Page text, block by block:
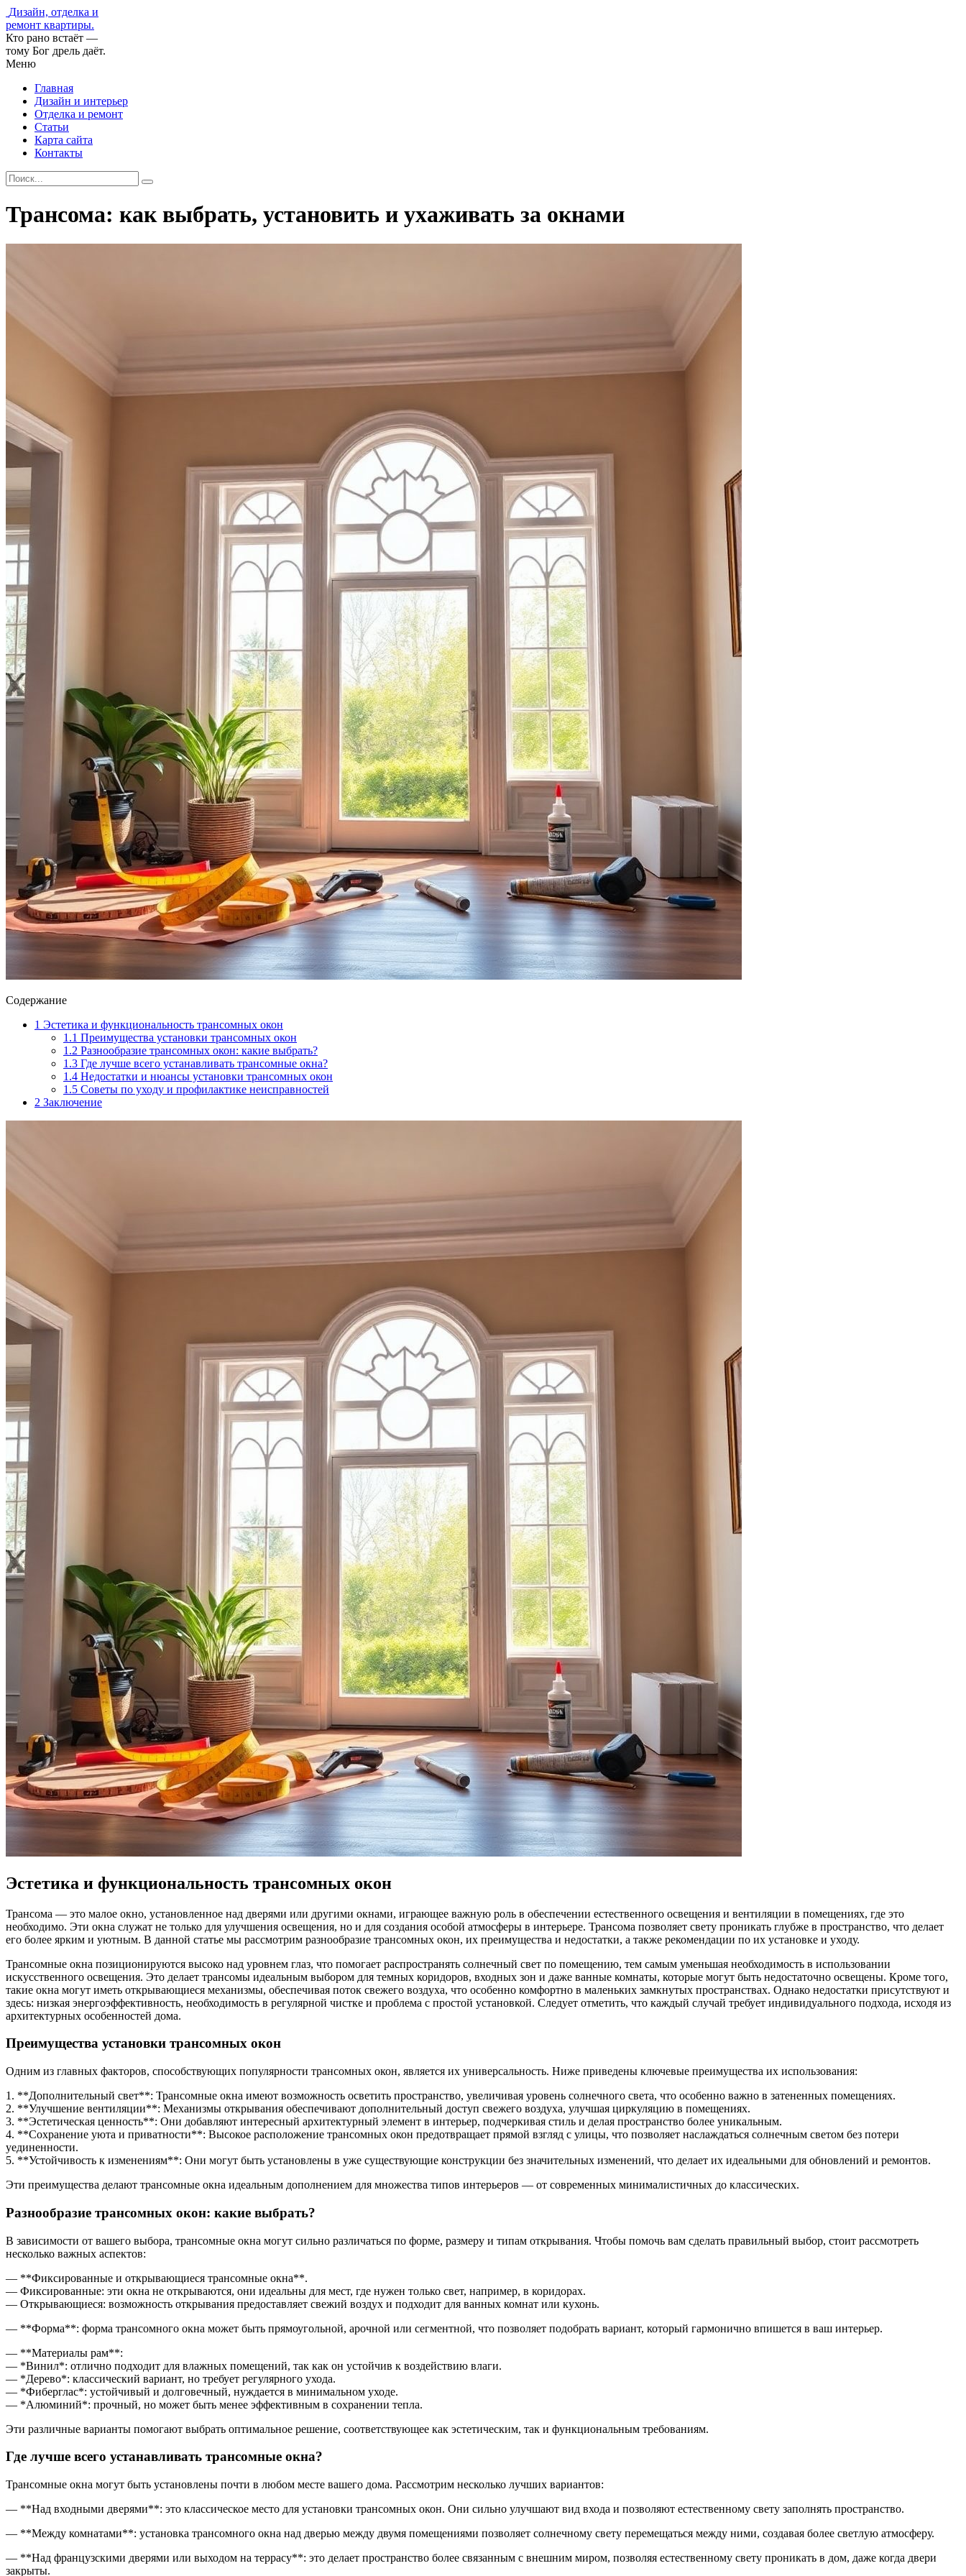
Дизайн, отделка и
ремонт квартиры.
Кто рано встаёт —
тому Бог дрель даёт.
Меню
Главная
Дизайн и интерьер
Отделка и ремонт
Статьи
Карта сайта
Контакты
Трансома: как выбрать, установить и ухаживать за окнами
Содержание
1 Эстетика и функциональность трансомных окон
1.1 Преимущества установки трансомных окон
1.2 Разнообразие трансомных окон: какие выбрать?
1.3 Где лучше всего устанавливать трансомные окна?
1.4 Недостатки и нюансы установки трансомных окон
1.5 Советы по уходу и профилактике неисправностей
2 Заключение
Эстетика и функциональность трансомных окон
Трансома — это малое окно, установленное над дверями или другими окнами, играющее важную роль в обеспечении естественного освещения и вентиляции в помещениях, где это
необходимо. Эти окна служат не только для улучшения освещения, но и для создания особой атмосферы в интерьере. Трансома позволяет свету проникать глубже в пространство, что делает
его более ярким и уютным. В данной статье мы рассмотрим разнообразие трансомных окон, их преимущества и недостатки, а также рекомендации по их установке и уходу.
Трансомные окна позиционируются высоко над уровнем глаз, что помогает распространять солнечный свет по помещению, тем самым уменьшая необходимость в использовании
искусственного освещения. Это делает трансомы идеальным выбором для темных коридоров, входных зон и даже ванные комнаты, которые могут быть недостаточно освещены. Кроме того,
такие окна могут иметь открывающиеся механизмы, обеспечивая поток свежего воздуха, что особенно комфортно в маленьких замкнутых пространствах. Однако недостатки присутствуют и
здесь: низкая энергоэффективность, необходимость в регулярной чистке и проблема с простой установкой. Следует отметить, что каждый случай требует индивидуального подхода, исходя из
архитектурных особенностей дома.
Преимущества установки трансомных окон
Одним из главных факторов, способствующих популярности трансомных окон, является их универсальность. Ниже приведены ключевые преимущества их использования:
1. **Дополнительный свет**: Трансомные окна имеют возможность осветить пространство, увеличивая уровень солнечного света, что особенно важно в затененных помещениях.
2. **Улучшение вентиляции**: Механизмы открывания обеспечивают дополнительный доступ свежего воздуха, улучшая циркуляцию в помещениях.
3. **Эстетическая ценность**: Они добавляют интересный архитектурный элемент в интерьер, подчеркивая стиль и делая пространство более уникальным.
4. **Сохранение уюта и приватности**: Высокое расположение трансомных окон предотвращает прямой взгляд с улицы, что позволяет наслаждаться солнечным светом без потери
уединенности.
5. **Устойчивость к изменениям**: Они могут быть установлены в уже существующие конструкции без значительных изменений, что делает их идеальными для обновлений и ремонтов.
Эти преимущества делают трансомные окна идеальным дополнением для множества типов интерьеров — от современных минималистичных до классических.
Разнообразие трансомных окон: какие выбрать?
В зависимости от вашего выбора, трансомные окна могут сильно различаться по форме, размеру и типам открывания. Чтобы помочь вам сделать правильный выбор, стоит рассмотреть
несколько важных аспектов:
— **Фиксированные и открывающиеся трансомные окна**.
— Фиксированные: эти окна не открываются, они идеальны для мест, где нужен только свет, например, в коридорах.
— Открывающиеся: возможность открывания предоставляет свежий воздух и подходит для ванных комнат или кухонь.
— **Форма**: форма трансомного окна может быть прямоугольной, арочной или сегментной, что позволяет подобрать вариант, который гармонично впишется в ваш интерьер.
— **Материалы рам**:
— *Винил*: отлично подходит для влажных помещений, так как он устойчив к воздействию влаги.
— *Дерево*: классический вариант, но требует регулярного ухода.
— *Фиберглас*: устойчивый и долговечный, нуждается в минимальном уходе.
— *Алюминий*: прочный, но может быть менее эффективным в сохранении тепла.
Эти различные варианты помогают выбрать оптимальное решение, соответствующее как эстетическим, так и функциональным требованиям.
Где лучше всего устанавливать трансомные окна?
Трансомные окна могут быть установлены почти в любом месте вашего дома. Рассмотрим несколько лучших вариантов:
— **Над входными дверями**: это классическое место для установки трансомных окон. Они сильно улучшают вид входа и позволяют естественному свету заполнять пространство.
— **Между комнатами**: установка трансомного окна над дверью между двумя помещениями позволяет солнечному свету перемещаться между ними, создавая более светлую атмосферу.
— **Над французскими дверями или выходом на террасу**: это делает пространство более связанным с внешним миром, позволяя естественному свету проникать в дом, даже когда двери
закрыты.